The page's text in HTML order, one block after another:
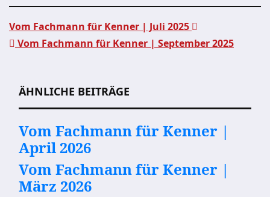
Vom Fachmann für Kenner | Juli 2025
Vom Fachmann für Kenner | September 2025
ÄHNLICHE BEITRÄGE
Vom Fachmann für Kenner |
April 2026
Vom Fachmann für Kenner |
März 2026